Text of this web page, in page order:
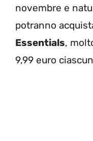
novembre e
potranno
Essentials,
9,99 euro